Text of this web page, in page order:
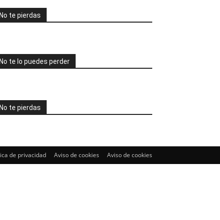
No te pierdas
No te lo puedes perder
No te pierdas
de privacidad Aviso de cookies Aviso de cookies